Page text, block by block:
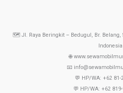
🗺️ Jl. Raya Beringkit – Bedugul, Br. Belang,
Indonesia
🌐
📧
💬 HP/WA: +62 81-
💬 HP/WA: +62